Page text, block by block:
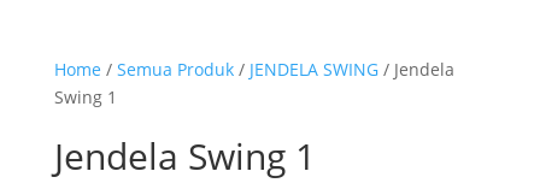
Home / Semua Produk/ JENDELA SWING/ Jendela
Swing 1
Jendela Swing 1